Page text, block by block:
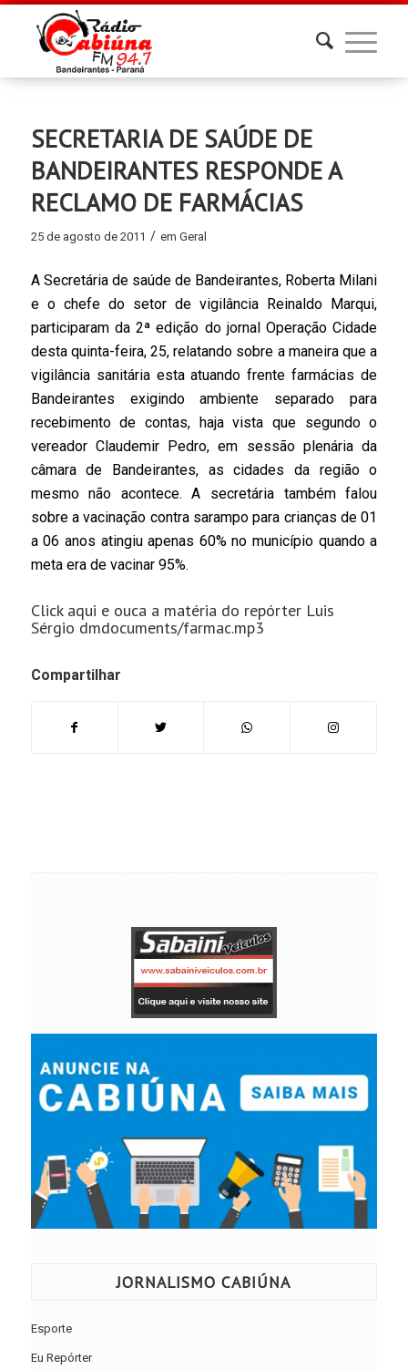
SECRETARIA DE SAÚDE DE
BANDEIRANTES RESPONDE A
RECLAMO DE FARMÁCIAS
25 de agosto de 2011 / em Geral
A Secretária de saúde de Bandeirantes, Roberta Milani
e o chefe do setor de vigilância Reinaldo Marqui,
participaram da 2ª edição do jornal Operação Cidade
desta quinta-feira, 25, relatando sobre a maneira que a
vigilância sanitária esta atuando frente farmácias de
Bandeirantes exigindo ambiente separado para
recebimento de contas, haja vista que segundo o
vereador Claudemir Pedro, em sessão plenária da
câmara de Bandeirantes, as cidades da região o
mesmo não acontece. A secretária também falou
sobre a vacinação contra sarampo para crianças de 01
a 06 anos atingiu apenas 60% no município quando a
meta era de vacinar 95%.
Click aqui e ouca a matéria do repórter Luis
Sérgio dmdocuments/farmac.mp3
Compartilhar
JORNALISMO CABIÚNA
Esporte
Eu Repórter